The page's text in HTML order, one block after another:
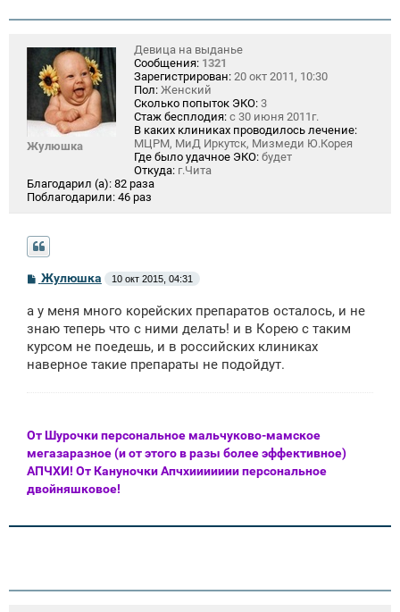
Жулюшка
Девица на выданье
Сообщения: 1321
Зарегистрирован: 20 окт 2011, 10:30
Пол: Женский
Сколько попыток ЭКО: 3
Стаж бесплодия: с 30 июня 2011г.
В каких клиниках проводилось лечение:
МЦРМ, МиД Иркутск, Мизмеди Ю.Корея
Где было удачное ЭКО: будет
Откуда: г.Чита
Благодарил (а): 82 раза
Поблагодарили: 46 раз
С
б
щ
н
и
Жулюшка 10 окт 2015, 04:31
а у меня много корейских препаратов осталось, и не
знаю теперь что с ними делать! и в Корею с таким
курсом не поедешь, и в российских клиниках
наверное такие препараты не подойдут.
От Шурочки персональное мальчуково-мамское
мегазаразное (и от этого в разы более эффективное)
АПЧХИ! От Кануночки Апчхиииииии персональное
двойняшковое!